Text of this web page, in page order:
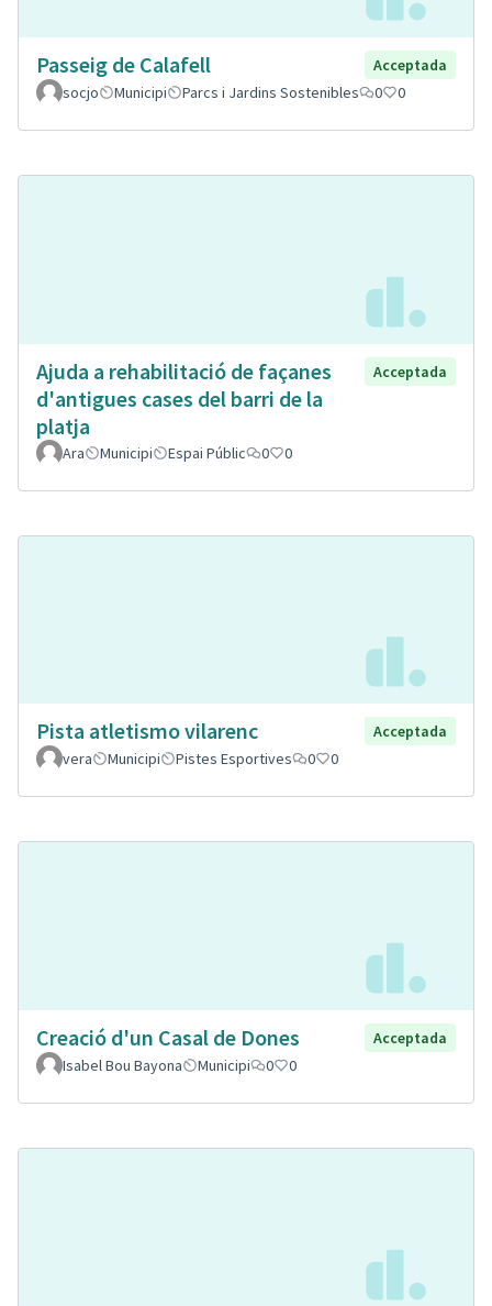
Passeig de Calafell
Acceptada
socjo
Municipi Parcs i Jardins Sostenibles 0 0
Ajuda a rehabilitació de façanes
d'antigues cases del barri de la
platja
Acceptada
Ara Municipi Espai Públic 0 0
Pista atletismo vilarenc
Acceptada
vera
Municipi Pistes Esportives 0 0
Creació d'un Casal de Dones
Acceptada
Isabel Bou Bayona
Municipi 0 0